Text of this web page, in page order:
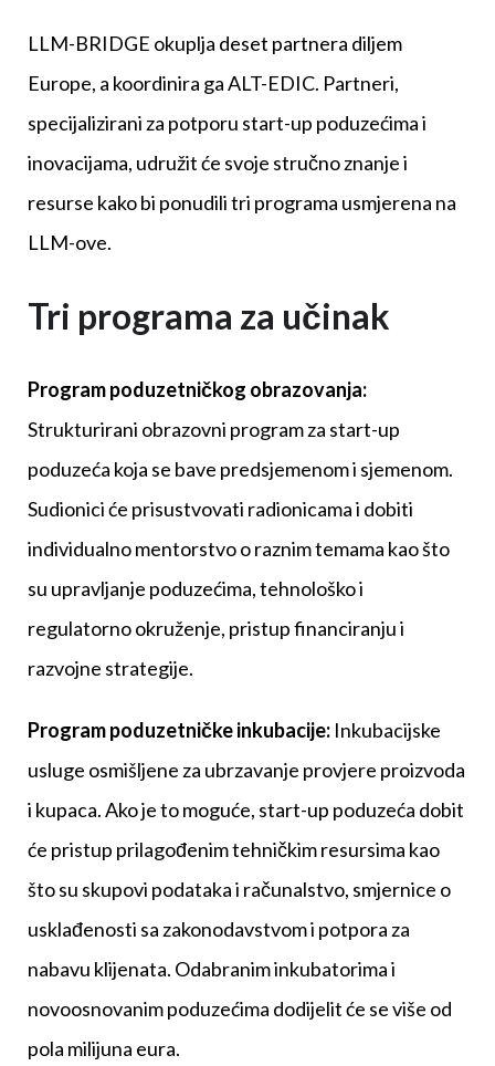
LLM-BRIDGE okuplja deset partnera diljem
Europe, a koordinira ga ALT-EDIC. Partneri,
specijalizirani za potporu start-up poduzećima i
inovacijama, udružit će svoje stručno znanje i
resurse kako bi ponudili tri programa usmjerena na
LLM-ove.
Tri programa za učinak
Program poduzetničkog obrazovanja:
Strukturirani obrazovni program za start-up
poduzeća koja se bave predsjemenom i sjemenom.
Sudionici će prisustvovati radionicama i dobiti
individualno mentorstvo o raznim temama kao što
su upravljanje poduzećima, tehnološko i
regulatorno okruženje, pristup financiranju i
razvojne strategije.
Program poduzetničke inkubacije: Inkubacijske
usluge osmišljene za ubrzavanje provjere proizvoda
i kupaca. Ako je to moguće, start-up poduzeća dobit
će pristup prilagođenim tehničkim resursima kao
što su skupovi podataka i računalstvo, smjernice o
usklađenosti sa zakonodavstvom i potpora za
nabavu klijenata. Odabranim inkubatorima i
novoosnovanim poduzećima dodijelit će se više od
pola milijuna eura.